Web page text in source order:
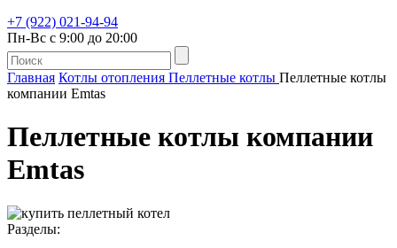
+7 (922) 021-94-94
Пн-Вс с 9:00 до 20:00
Главная Котлы отопления Пеллетные котлы Пеллетные котлы
компании Emtas
Пеллетные котлы компании
Emtas
Разделы: